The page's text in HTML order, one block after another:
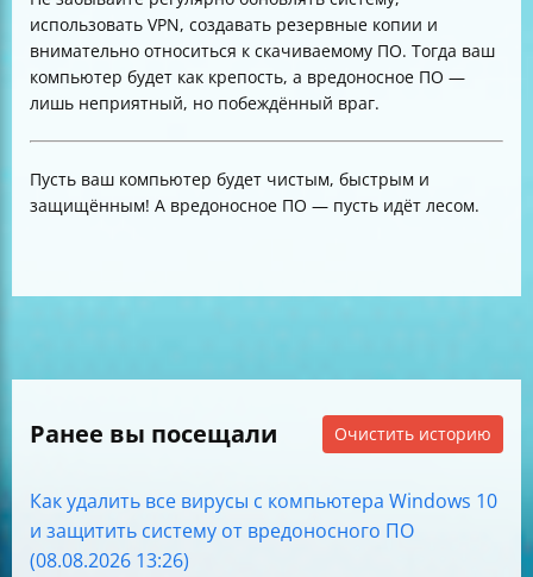
использовать VPN, создавать резервные копии и
внимательно относиться к скачиваемому ПО. Тогда ваш
компьютер будет как крепость, а вредоносное ПО —
лишь неприятный, но побеждённый враг.
Пусть ваш компьютер будет чистым, быстрым и
защищённым! А вредоносное ПО — пусть идёт лесом.
Ранее вы посещали Очистить историю
Как удалить все вирусы с компьютера Windows 10
и защитить систему от вредоносного ПО
(08.08.2026 13:26)